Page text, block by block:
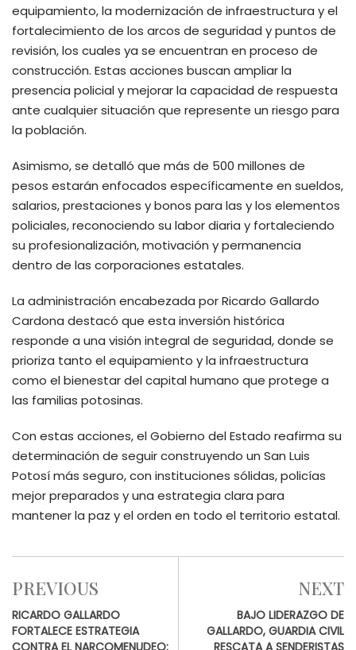
equipamiento, la modernización de infraestructura y el
fortalecimiento de los arcos de seguridad y puntos de
revisión, los cuales ya se encuentran en proceso de
construcción. Estas acciones buscan ampliar la
presencia policial y mejorar la capacidad de respuesta
ante cualquier situación que represente un riesgo para
la población.
Asimismo, se detalló que más de 500 millones de
pesos estarán enfocados específicamente en sueldos,
salarios, prestaciones y bonos para las y los elementos
policiales, reconociendo su labor diaria y fortaleciendo
su profesionalización, motivación y permanencia
dentro de las corporaciones estatales.
La administración encabezada por Ricardo Gallardo
Cardona destacó que esta inversión histórica
responde a una visión integral de seguridad, donde se
prioriza tanto el equipamiento y la infraestructura
como el bienestar del capital humano que protege a
las familias potosinas.
Con estas acciones, el Gobierno del Estado reafirma su
determinación de seguir construyendo un San Luis
Potosí más seguro, con instituciones sólidas, policías
mejor preparados y una estrategia clara para
mantener la paz y el orden en todo el territorio estatal.
PREVIOUS
RICARDO GALLARDO
FORTALECE ESTRATEGIA
CONTRA EL NARCOMENUDEO:
NEXT
BAJO LIDERAZGO DE
GALLARDO, GUARDIA CIVIL
RESCATA A SENDERISTAS